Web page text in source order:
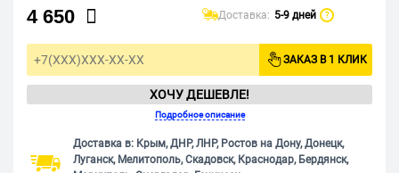
4 650 Доставка: 5-9 дней ?
ЗАКАЗ В 1 КЛИК
ХОЧУ ДЕШЕВЛЕ!
Подробное описание
Доставка в: Крым, ДНР, ЛНР, Ростов на Дону, Донецк,
Луганск, Мелитополь, Скадовск, Краснодар, Бердянск,